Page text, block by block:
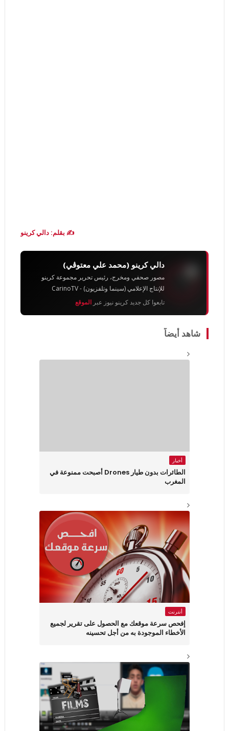
✍️ بقلم: دالي كرينو
دالي كرينو (محمد علي معتوڨي)
مصور صحفي ومخرج، رئيس تحرير مجموعة كرينو
للإنتاج الإعلامي (سينما وتلفزيون) - CarinoTV
تابعوا كل جديد كرينو نيوز عبر الموقع
شاهد أيضاً
أخبار
الطائرات بدون طيار Drones أصبحت ممنوعة في
المغرب
أنترنت
إفحص سرعة موقعك مع الحصول على تقرير لجميع
الأخطاء الموجودة به من أجل تحسينه